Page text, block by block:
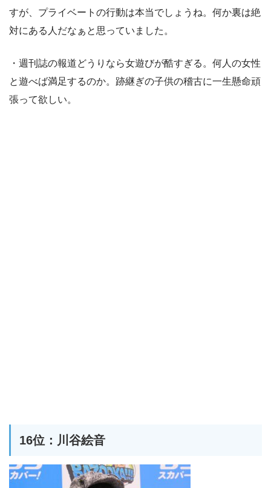
すが、プライベートの行動は本当でしょうね。何か裏は絶
対にある人だなぁと思っていました。
・週刊誌の報道どうりなら女遊びが酷すぎる。何人の女性
と遊べば満足するのか。跡継ぎの子供の稽古に一生懸命頑
張って欲しい。
16位：川谷絵音